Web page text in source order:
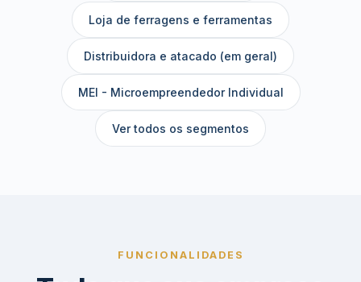
Loja de ferragens e ferramentas
Distribuidora e atacado (em geral)
MEI - Microempreendedor Individual
Ver todos os segmentos
FUNCIONALIDADES